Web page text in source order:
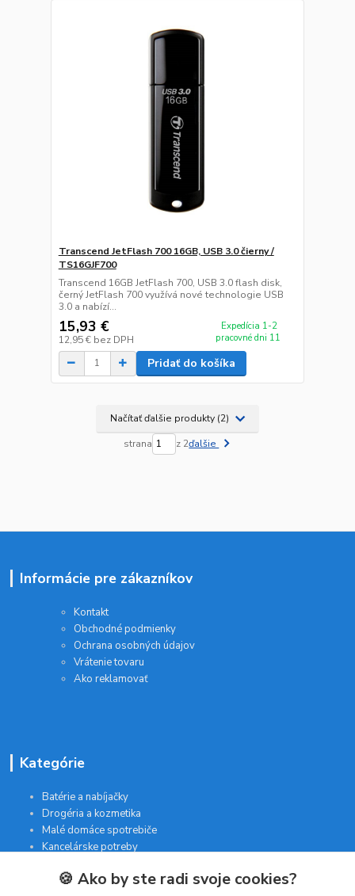
Transcend JetFlash 700 16GB, USB 3.0 čierny /
TS16GJF700
Transcend 16GB JetFlash 700, USB 3.0 flash disk,
černý JetFlash 700 využívá nové technologie USB
3.0 a nabízí...
15,93 €
12,95 € bez DPH
Expedícia 1-2
pracovné dni 11
Pridať do košíka
Načítať ďalšie produkty (2)
strana z 2ďalšie
Informácie pre zákazníkov
Kontakt
Obchodné podmienky
Ochrana osobných údajov
Vrátenie tovaru
Ako reklamovať
Kategórie
Batérie a nabíjačky
Drogéria a kozmetika
Malé domáce spotrebiče
Kancelárske potreby
🍪 Ako by ste radi svoje cookies?